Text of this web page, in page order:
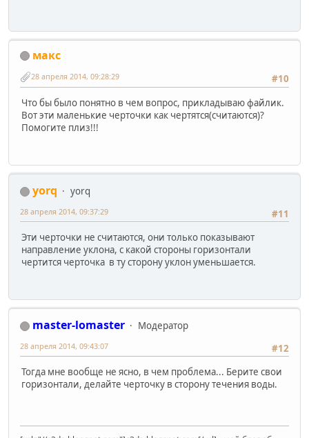
макс
#10
28 апреля 2014, 09:28:29
Что бы было понятно в чем вопрос, прикладываю файлик.
Вот эти маленькие черточки как чертятся(считаются)?
Помогите плиз!!!
yorq
yorq
#11
28 апреля 2014, 09:37:29
Эти черточки не считаются, они только показывают
направление уклона, с какой стороны горизонтали
чертится черточка в ту сторону уклон уменьшается.
master-lomaster
Модератор
#12
28 апреля 2014, 09:43:07
Тогда мне вообще не ясно, в чем проблема... Берите свои
горизонтали, делайте черточку в сторону течения воды.